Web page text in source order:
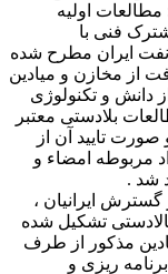
اولیه
فنی با
ایران مطرح شده
از مخازن و میادین
دانش و تکنولوژی
بلادستی معتبر
تایید آن از
مربوطه امضاء و
شد .
ایرانیان ،
تشکیل شده
مذکور از طرف
ریزی و